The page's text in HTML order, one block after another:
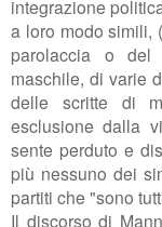
integrazione
a loro modo simili,
parolaccia o del
maschile, di varie
delle scritte di
esclusione dalla
sente perduto e
più nessuno dei
partiti che "sono
Il discorso di